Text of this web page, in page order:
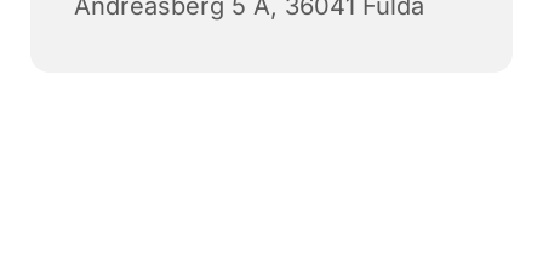
Andreasberg 5 A, 36041 Fulda